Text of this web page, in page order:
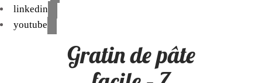
linkedin
youtube
Gratin de pâte